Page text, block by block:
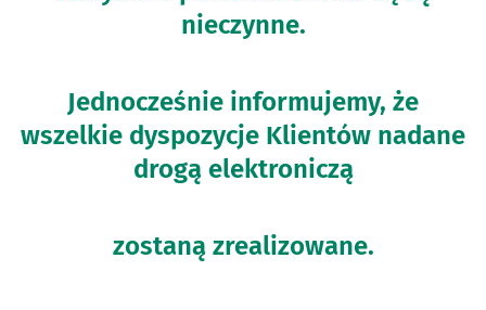
nieczynne.
Jednocześnie informujemy, że
wszelkie dyspozycje Klientów nadane
drogą elektroniczą
zostaną zrealizowane.